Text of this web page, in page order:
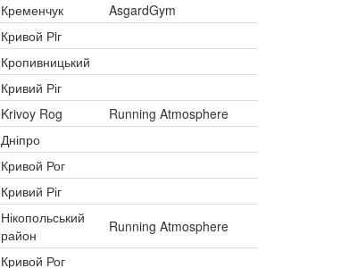
Кременчук
AsgardGym
Кривой Рiг
Кропивницький
Кривий Ріг
Krivoy Rog
Running Atmosphere
Дніпро
Кривой Рог
Кривий Ріг
Нікопольський
район
Running Atmosphere
Кривой Рог